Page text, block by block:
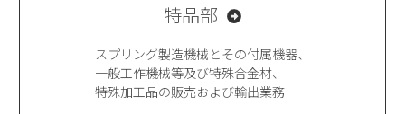
特品部
スプリング製造機械とその付属機器、
一般工作機械等及び特殊合金材、
特殊加工品の販売および輸出業務